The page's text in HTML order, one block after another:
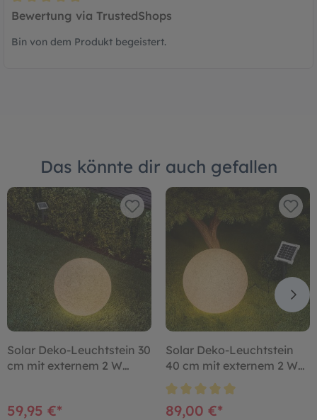
Bewertung mit 5 von 5 Sternen
Bewertung via TrustedShops
Bin von dem Produkt begeistert.
Das könnte dir auch gefallen
Solar Deko-Leuchtstein 30
cm mit externem 2 W
59,95 €*
Solar Deko-Leuchtstein
40 cm mit externem 2 W
Solarmodul
89,00 €*